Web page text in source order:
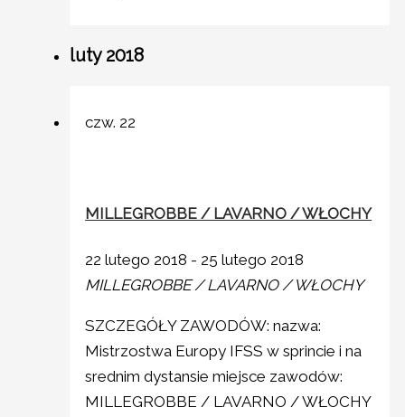
luty 2018
czw. 22
MILLEGROBBE / LAVARNO / WŁOCHY
22 lutego 2018 - 25 lutego 2018
MILLEGROBBE / LAVARNO / WŁOCHY
SZCZEGÓŁY ZAWODÓW: nazwa:
Mistrzostwa Europy IFSS w sprincie i na
srednim dystansie miejsce zawodów:
MILLEGROBBE / LAVARNO / WŁOCHY